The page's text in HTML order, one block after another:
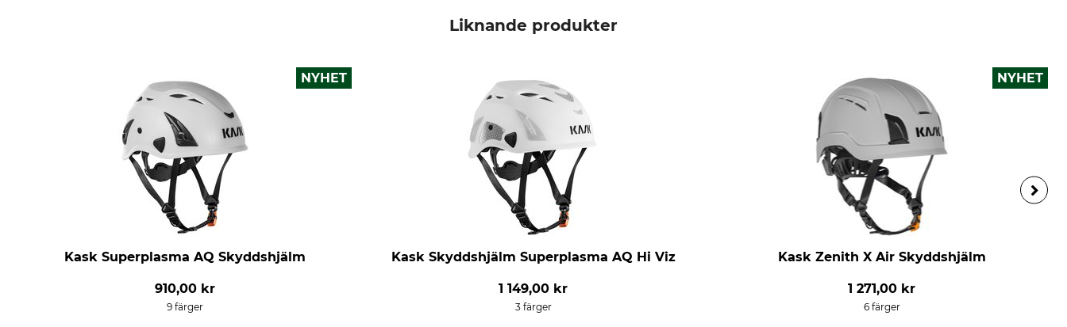
Liknande produkter
NYHET
Kask Superplasma AQ Skyddshjälm
910,00 kr
9 färger
Kask Skyddshjälm Superplasma AQ Hi Viz
1 149,00 kr
3 färger
NYHET
Kask Zenith X Air Skyddshjälm
1 271,00 kr
6 färger